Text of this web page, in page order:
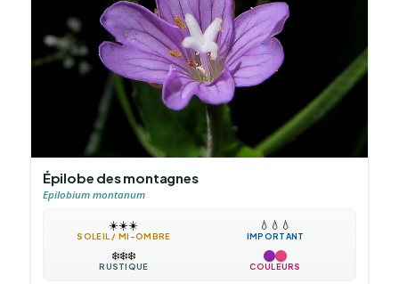
Épilobe des montagnes
Epilobium montanum
☀️☀️☀️
SOLEIL / MI-OMBRE
💧 💧 💧
IMPORTANT
❄️❄️❄️
RUSTIQUE COULEURS